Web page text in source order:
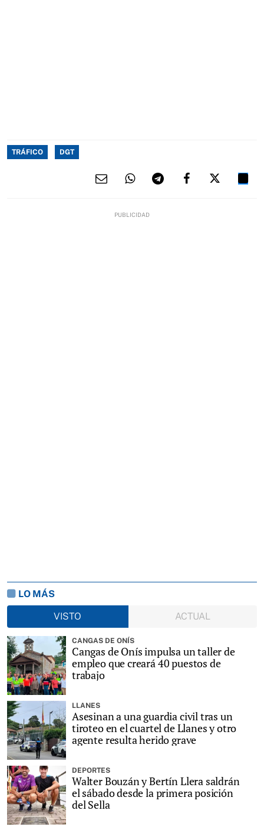
TRÁFICO DGT
LO MÁS
VISTO
ACTUAL
CANGAS DE ONÍS
Cangas de Onís impulsa un taller de
empleo que creará 40 puestos de
trabajo
LLANES
Asesinan a una guardia civil tras un
tiroteo en el cuartel de Llanes y otro
agente resulta herido grave
DEPORTES
Walter Bouzán y Bertín Llera saldrán
el sábado desde la primera posición
del Sella